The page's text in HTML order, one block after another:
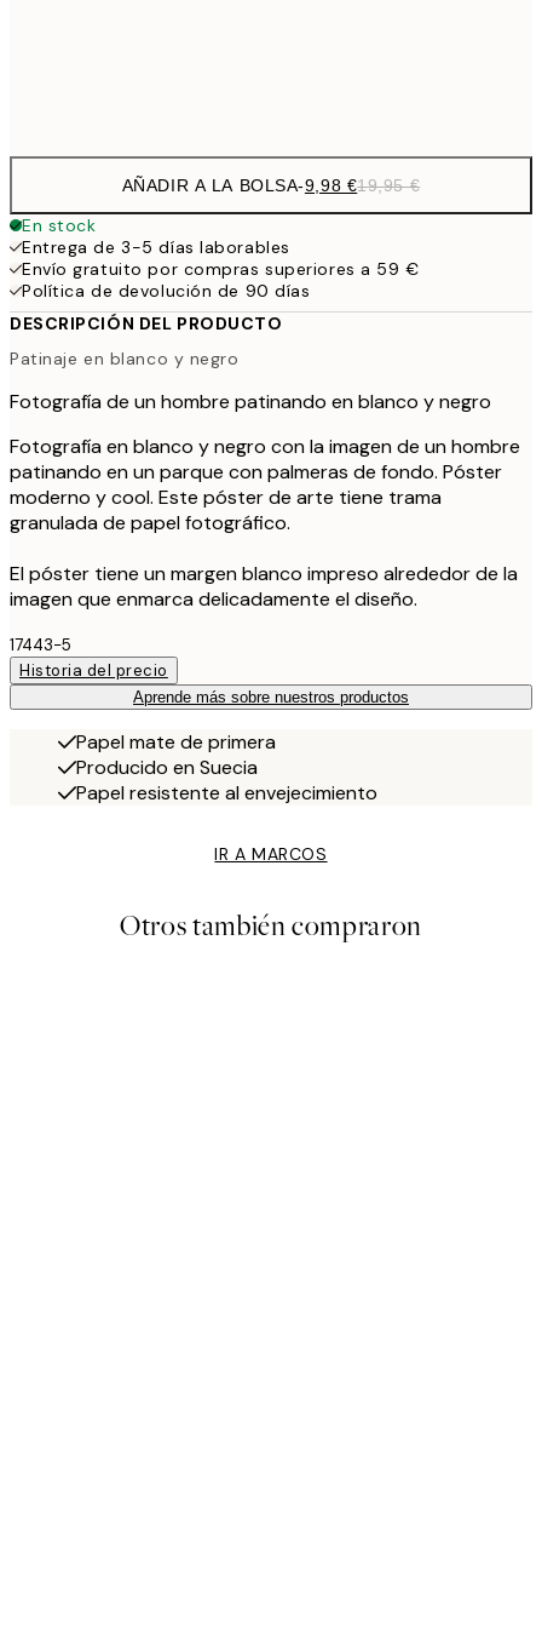
AÑADIR A LA BOLSA-9,98 €19,95 €
En stock
Entrega de 3-5 días laborables
Envío gratuito por compras superiores a 59 €
Política de devolución de 90 días
DESCRIPCIÓN DEL PRODUCTO
Patinaje en blanco y negro
Fotografía de un hombre patinando en blanco y negro
Fotografía en blanco y negro con la imagen de un hombre
patinando en un parque con palmeras de fondo. Póster
moderno y cool. Este póster de arte tiene trama
granulada de papel fotográfico.
El póster tiene un margen blanco impreso alrededor de la
imagen que enmarca delicadamente el diseño.
17443-5
Historia del precio
Aprende más sobre nuestros productos
Papel mate de primera
Producido en Suecia
Papel resistente al envejecimiento
IR A MARCOS
Otros también compraron